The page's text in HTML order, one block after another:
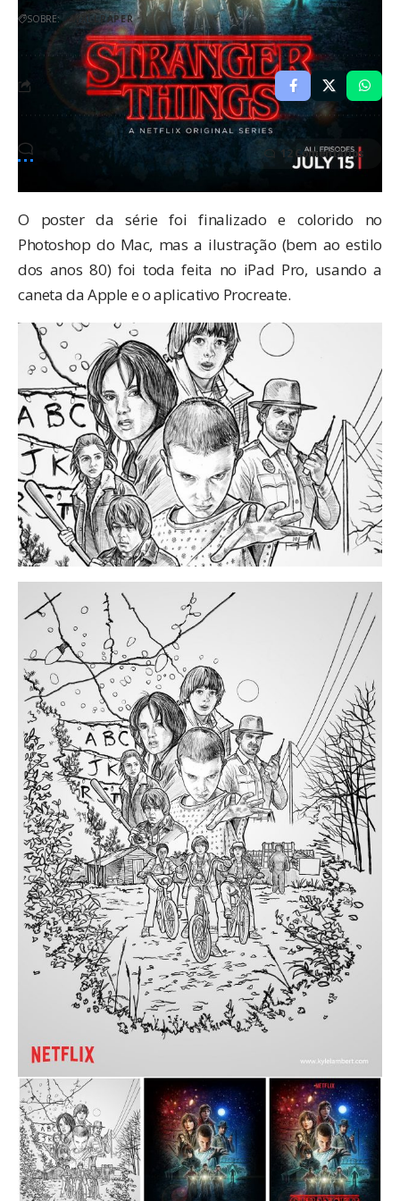
O poster da série foi finalizado e colorido no
Photoshop do Mac, mas a ilustração (bem ao estilo
dos anos 80) foi toda feita no iPad Pro, usando a
caneta da Apple e o aplicativo Procreate.
SOBRE: WALLPAPER
12 Comentários